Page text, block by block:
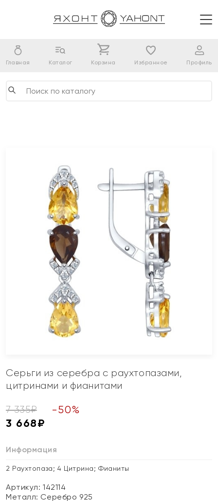
Главная Каталог Корзина Избранное Профиль
Серьги из серебра с раухтопазами,
цитринами и фианитами
7 335₽ -50%
3 668₽
Информация
2 Раухтопаза; 4 Цитрина; Фианиты
Артикул: 142114
Металл: Серебро 925